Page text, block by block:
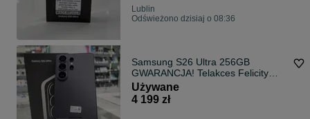
Lublin
Odświeżono dzisiaj o 08:36
Samsung S26 Ultra 256GB
GWARANCJA! Telakces Felicity
*Raty 0%
Używane
4 199 zł